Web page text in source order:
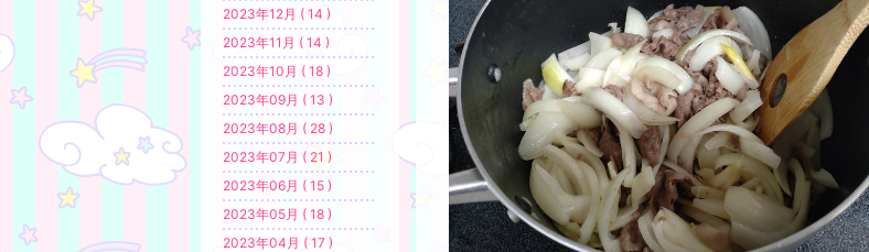
2023年12月 ( 14 )
2023年11月 ( 14 )
2023年10月 ( 18 )
2023年09月 ( 13 )
2023年08月 ( 28 )
2023年07月 ( 21 )
2023年06月 ( 15 )
2023年05月 ( 18 )
2023年04月 ( 17 )